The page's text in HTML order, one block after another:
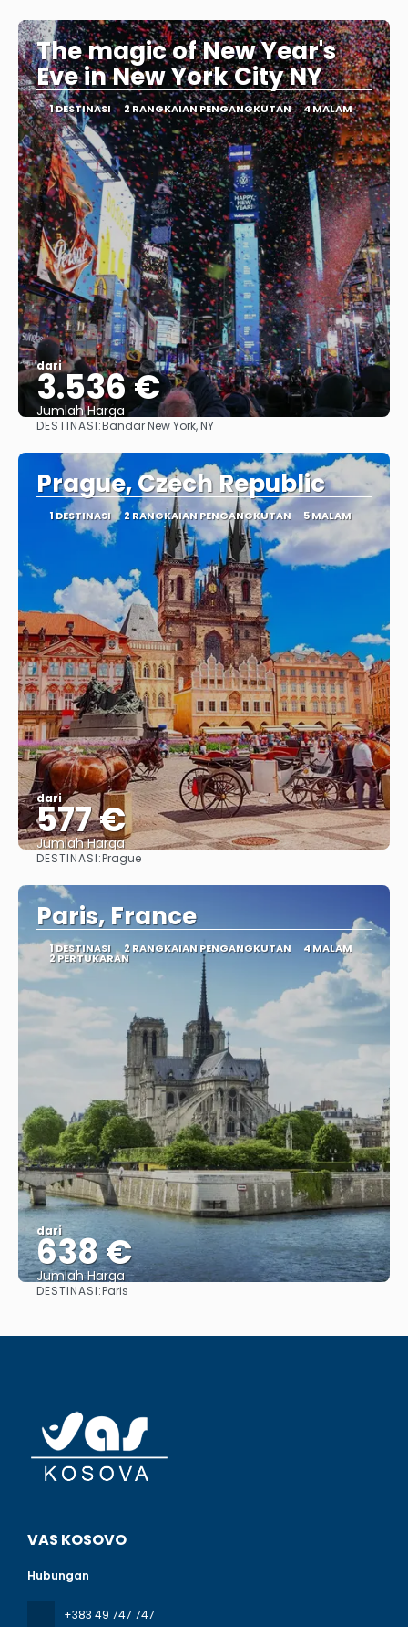
The magic of New Year's
Eve in New York City NY
1 DESTINASI 2 RANGKAIAN PENGANGKUTAN 4 MALAM
dari
3.536 €
Jumlah Harga
Lihat
DESTINASI:Bandar New York, NY
Prague, Czech Republic
1 DESTINASI 2 RANGKAIAN PENGANGKUTAN 5 MALAM
dari
577 €
Jumlah Harga
DESTINASI:Prague
Paris, France
1 DESTINASI 2 RANGKAIAN PENGANGKUTAN 4 MALAM
2 PERTUKARAN
dari
638 €
Jumlah Harga
DESTINASI:Paris
VAS KOSOVO
Hubungan
+383 49 747 747